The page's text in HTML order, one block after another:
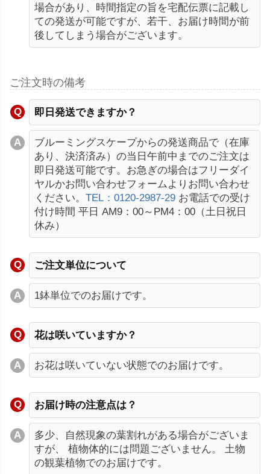
場合があり、時間指定の旨を宅配伝票に記載し
ての発送が可能ですが、若干、お届け時間が前
後してしまう場合がございます。
ご注文時の備考
即日発送できますか？
ブルーミングスケープからの発送商品で（在庫
あり、決済済み）の当日午前中までのご注文は
即日発送可能です。お急ぎの場合はフリーダイ
ヤルかお問い合わせフォームよりお問い合わせ
ください。 TEL：0120-2987-29 お電話での受け
付け時間 平日 AM9：00～PM4：00（土日祝日
休み）
ご注文単位について
1鉢単位でのお届けです。
花は咲いていますか？
お花は咲いていない状態でのお届けです。
お届け時の注意点は？
多少、自然現象の葉割れがある場合がございま
すが、 植物体的には問題ございません。 土物
の観葉植物でのお届けです。